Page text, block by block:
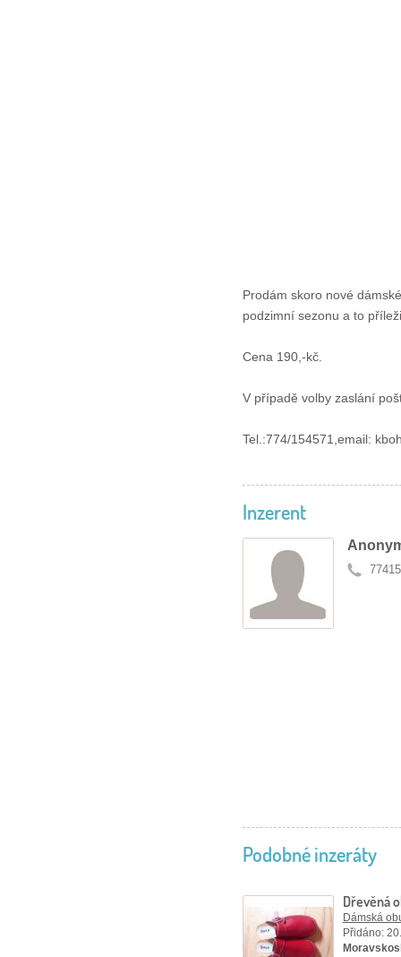
Prodám skoro nové
podzimní sezonu a to
Cena 190,-kč.
V případě volby zaslání
Tel.:774/154571,email:
Inzerent
Podobné inzeráty
Dřevěná
Dámská
Přidáno: